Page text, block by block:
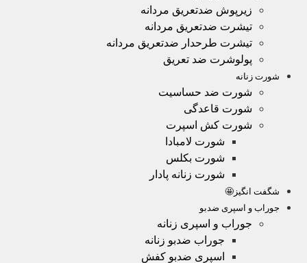
زیرپوش ضدتعریق مردانه
تیشرت ضدتعریق مردانه
تیشرت طرحدار ضدتعریق مردانه
پولوشرت ضد تعریق
شورت زنانه
شورت ضد حساسیت
شورت قاعدگی
شورت کش اسپرت
شورت لامبادا
شورت بکلس
شورت زنانه پادار
شگفت انگیز🤩
جوراب و اسپری ضدبو
جوراب و اسپری زنانه
جوراب ضدبو زنانه
اسپری ضدبو کفش